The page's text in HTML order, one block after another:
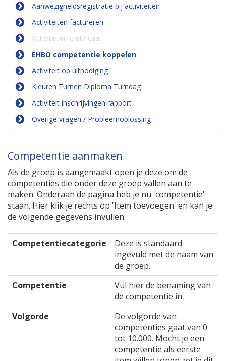
Aanwezigheidsregistratie bij activiteiten
Activiteiten factureren
Activiteiten cretificaat
EHBO competentie koppelen
Activiteit op uitnodiging
Kleuren Turnen Diploma Turndag
Activiteit inschrijvingen rapport
Overige vragen / Probleemoplossing
Competentie aanmaken
Als de groep is aangemaakt open je deze om de
competenties die onder deze groep vallen aan te
maken. Onderaan de pagina heb je nu 'competentie'
staan. Hier klik je rechts op 'Item toevoegen' en kan je
de volgende gegevens invullen:
Competentiecategorie
Deze is standaard
ingevuld met de naam van
de groep.
Competentie
Vul hier de benaming van
de competentie in.
Volgorde
De volgorde van
competenties gaat van 0
tot 10.000. Mocht je een
competentie als eerste